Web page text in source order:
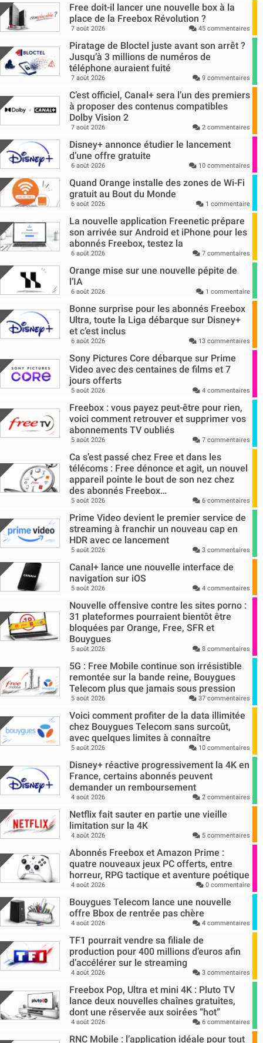
Free doit-il lancer une nouvelle box à la
place de la Freebox Révolution ?
7 août 2026 45 commentaires
Piratage de Bloctel juste avant son arrêt ?
Jusqu’à 3 millions de numéros de
téléphone auraient fuité
7 août 2026 9 commentaires
C’est officiel, Canal+ sera l’un des premiers
à proposer des contenus compatibles
Dolby Vision 2
7 août 2026 2 commentaires
Disney+ annonce étudier le lancement
d’une offre gratuite
6 août 2026 10 commentaires
Quand Orange installe des zones de Wi-Fi
gratuit au Bout du Monde
6 août 2026 1 commentaire
La nouvelle application Freenetic prépare
son arrivée sur Android et iPhone pour les
abonnés Freebox, testez la
6 août 2026 7 commentaires
Orange mise sur une nouvelle pépite de
l’IA
6 août 2026 1 commentaire
Bonne surprise pour les abonnés Freebox
Ultra, toute la Liga débarque sur Disney+
et c’est inclus
6 août 2026 13 commentaires
Sony Pictures Core débarque sur Prime
Video avec des centaines de films et 7
jours offerts
5 août 2026 4 commentaires
Freebox : vous payez peut-être pour rien,
voici comment retrouver et supprimer vos
abonnements TV oubliés
5 août 2026 7 commentaires
Ca s’est passé chez Free et dans les
télécoms : Free dénonce et agit, un nouvel
appareil pointe le bout de son nez chez
des abonnés Freebox…
5 août 2026 6 commentaires
Prime Video devient le premier service de
streaming à franchir un nouveau cap en
HDR avec ce lancement
5 août 2026 3 commentaires
Canal+ lance une nouvelle interface de
navigation sur iOS
5 août 2026 4 commentaires
Nouvelle offensive contre les sites porno :
31 plateformes pourraient bientôt être
bloquées par Orange, Free, SFR et
Bouygues
5 août 2026 8 commentaires
5G : Free Mobile continue son irrésistible
remontée sur la bande reine, Bouygues
Telecom plus que jamais sous pression
5 août 2026 37 commentaires
Voici comment profiter de la data illimitée
chez Bouygues Telecom sans surcoût,
avec quelques limites à connaître
5 août 2026 10 commentaires
Disney+ réactive progressivement la 4K en
France, certains abonnés peuvent
demander un remboursement
4 août 2026 2 commentaires
Netflix fait sauter en partie une vieille
limitation sur la 4K
4 août 2026 5 commentaires
Abonnés Freebox et Amazon Prime :
quatre nouveaux jeux PC offerts, entre
horreur, RPG tactique et aventure poétique
4 août 2026 0 commentaire
Bouygues Telecom lance une nouvelle
offre Bbox de rentrée pas chère
4 août 2026 4 commentaires
TF1 pourrait vendre sa filiale de
production pour 400 millions d’euros afin
d’accélérer sur le streaming
4 août 2026 3 commentaires
Freebox Pop, Ultra et mini 4K : Pluto TV
lance deux nouvelles chaînes gratuites,
dont une réservée aux soirées “hot”
4 août 2026 6 commentaires
RNC Mobile : l’application idéale pour tout